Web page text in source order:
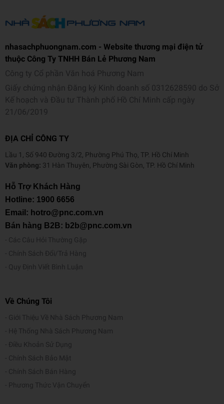
nhasachphuongnam.com - Website thương mại điện tử
thuộc Công Ty TNHH Bán Lẻ Phương Nam
Công ty Cổ phần Văn hoá Phương Nam
Giấy chứng nhận Đăng ký Kinh doanh số 0312628590 do Sở
Kế hoạch và Đầu tư Thành phố Hồ Chí Minh cấp ngày
21/06/2019
ĐỊA CHỈ CÔNG TY
Lầu 1, Số 940 Đường 3/2, Phường Phú Thọ, TP. Hồ Chí Minh
Văn phòng: 31 Hàn Thuyên, Phường Sài Gòn, TP. Hồ Chí Minh
Hỗ Trợ Khách Hàng
Hotline: 1900 6656
Email: hotro@pnc.com.vn
Bán hàng B2B: b2b@pnc.com.vn
Các Câu Hỏi Thường Gặp
Chính Sách Đổi/Trả Hàng
Quy Định Viết Bình Luận
Về Chúng Tôi
Giới Thiệu Về Nhà Sách Phương Nam
Hệ Thống Nhà Sách Phương Nam
Điều Khoản Sử Dụng
Chính Sách Bảo Mật
Chính Sách Bán Hàng
Phương Thức Vận Chuyển